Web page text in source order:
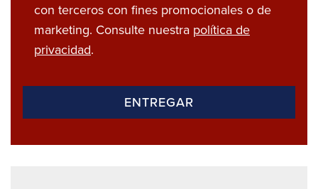
con terceros con fines promocionales o de
marketing. Consulte nuestra política de
privacidad.